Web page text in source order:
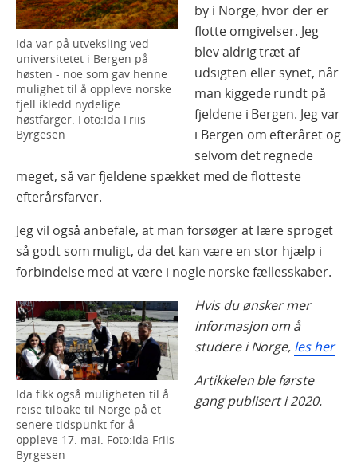
Ida var på utveksling ved
universitetet i Bergen på
høsten - noe som gav henne
mulighet til å oppleve norske
fjell ikledd nydelige
høstfarger. Foto:Ida Friis
Byrgesen
by i Norge, hvor der er
flotte omgivelser. Jeg
blev aldrig træt af
udsigten eller synet, når
man kiggede rundt på
fjeldene i Bergen. Jeg var
i Bergen om efteråret og
selvom det regnede
meget, så var fjeldene spækket med de flotteste
efterårsfarver.
Jeg vil også anbefale, at man forsøger at lære sproget
så godt som muligt, da det kan være en stor hjælp i
forbindelse med at være i nogle norske fællesskaber.
Ida fikk også muligheten til å
reise tilbake til Norge på et
senere tidspunkt for å
oppleve 17. mai. Foto:Ida Friis
Byrgesen
Hvis du ønsker mer
informasjon om å
studere i Norge, les her
Artikkelen ble første
gang publisert i 2020.